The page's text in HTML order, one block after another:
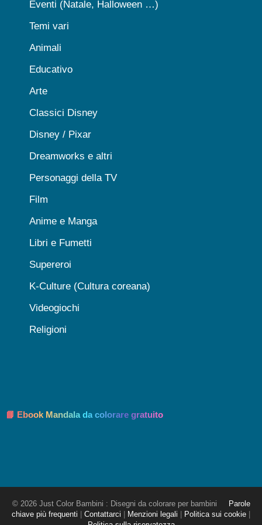
Eventi (Natale, Halloween …)
Temi vari
Animali
Educativo
Arte
Classici Disney
Disney / Pixar
Dreamworks e altri
Personaggi della TV
Film
Anime e Manga
Libri e Fumetti
Supereroi
K-Culture (Cultura coreana)
Videogiochi
Religioni
📘 Ebook Mandala da colorare gratuito
© 2026 Just Color Bambini : Disegni da colorare per bambini
Parole
chiave più frequenti
Contattarci Menzioni legali Politica sui cookie